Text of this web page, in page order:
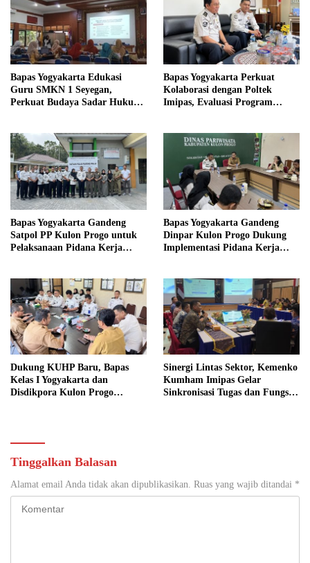
Bapas Yogyakarta Edukasi
Guru SMKN 1 Seyegan,
Perkuat Budaya Sadar Hukum
Bapas Yogyakarta Perkuat
Kolaborasi dengan Poltek
Imipas, Evaluasi Program
Bapas Yogyakarta Gandeng
Satpol PP Kulon Progo untuk
Pelaksanaan Pidana Kerja
Bapas Yogyakarta Gandeng
Dinpar Kulon Progo Dukung
Implementasi Pidana Kerja
Dukung KUHP Baru, Bapas
Kelas I Yogyakarta dan
Disdikpora Kulon Progo
Sinergi Lintas Sektor, Kemenko
Kumham Imipas Gelar
Sinkronisasi Tugas dan Fungsi
Tinggalkan Balasan
Alamat email Anda tidak akan dipublikasikan. Ruas yang wajib ditandai *